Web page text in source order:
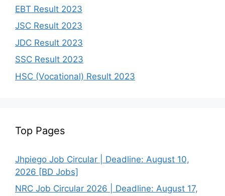
EBT Result 2023
JSC Result 2023
JDC Result 2023
SSC Result 2023
HSC (Vocational) Result 2023
Top Pages
Jhpiego Job Circular | Deadline: August 10,
2026 [BD Jobs]
NRC Job Circular 2026 | Deadline: August 17,